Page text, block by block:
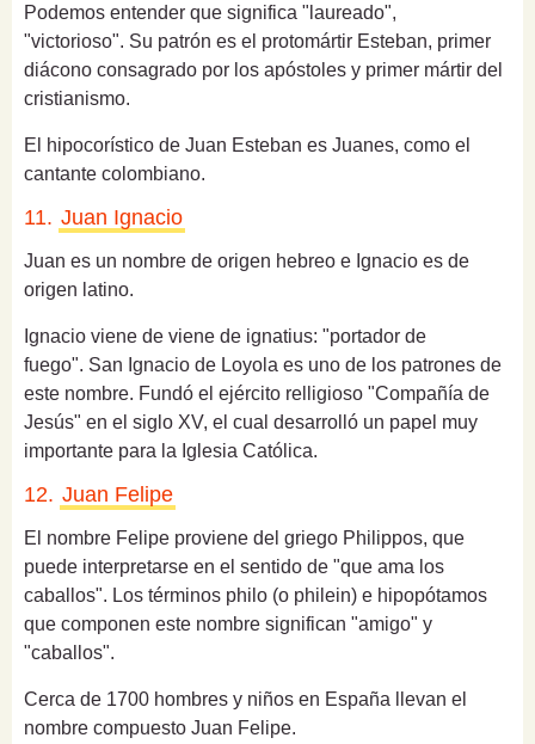
Podemos entender que significa "laureado",
"victorioso". Su patrón es el protomártir Esteban, primer
diácono consagrado por los apóstoles y primer mártir del
cristianismo.
El hipocorístico de Juan Esteban es Juanes, como el
cantante colombiano.
11. Juan Ignacio
Juan es un nombre de origen hebreo e Ignacio es de
origen latino.
Ignacio viene de viene de ignatius: "portador de
fuego". San Ignacio de Loyola es uno de los patrones de
este nombre. Fundó el ejército relligioso "Compañía de
Jesús" en el siglo XV, el cual desarrolló un papel muy
importante para la Iglesia Católica.
12. Juan Felipe
El nombre Felipe proviene del griego Philippos, que
puede interpretarse en el sentido de "que ama los
caballos". Los términos philo (o philein) e hipopótamos
que componen este nombre significan "amigo" y
"caballos".
Cerca de 1700 hombres y niños en España llevan el
nombre compuesto Juan Felipe.